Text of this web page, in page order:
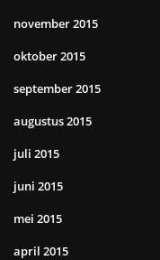
november 2015
oktober 2015
september 2015
augustus 2015
juli 2015
juni 2015
mei 2015
april 2015